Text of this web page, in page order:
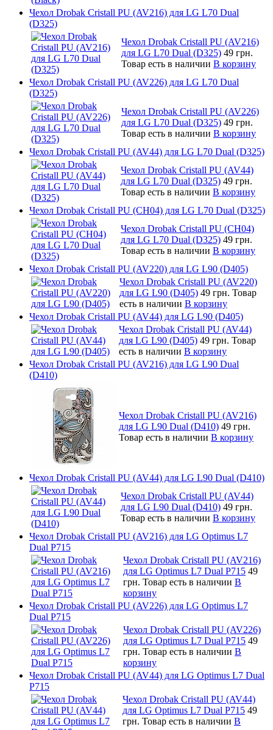
Чехол Drobak Cristall PU (AV216) для LG L70 Dual
(D325)
Чехол Drobak Cristall PU (AV216)
для LG L70 Dual (D325) 49 грн.
Товар есть в наличии В корзину
Чехол Drobak Cristall PU (AV226) для LG L70 Dual
(D325)
Чехол Drobak Cristall PU (AV226)
для LG L70 Dual (D325) 49 грн.
Товар есть в наличии В корзину
Чехол Drobak Cristall PU (AV44) для LG L70 Dual (D325)
Чехол Drobak Cristall PU (AV44)
для LG L70 Dual (D325) 49 грн.
Товар есть в наличии В корзину
Чехол Drobak Cristall PU (CH04) для LG L70 Dual (D325)
Чехол Drobak Cristall PU (CH04)
для LG L70 Dual (D325) 49 грн.
Товар есть в наличии В корзину
Чехол Drobak Cristall PU (AV220) для LG L90 (D405)
Чехол Drobak Cristall PU (AV220)
для LG L90 (D405) 49 грн. Товар
есть в наличии В корзину
Чехол Drobak Cristall PU (AV44) для LG L90 (D405)
Чехол Drobak Cristall PU (AV44)
для LG L90 (D405) 49 грн. Товар
есть в наличии В корзину
Чехол Drobak Cristall PU (AV216) для LG L90 Dual
(D410)
Чехол Drobak Cristall PU (AV216)
для LG L90 Dual (D410) 49 грн.
Товар есть в наличии В корзину
Чехол Drobak Cristall PU (AV44) для LG L90 Dual (D410)
Чехол Drobak Cristall PU (AV44)
для LG L90 Dual (D410) 49 грн.
Товар есть в наличии В корзину
Чехол Drobak Cristall PU (AV216) для LG Optimus L7
Dual P715
Чехол Drobak Cristall PU (AV216)
для LG Optimus L7 Dual P715 49
грн. Товар есть в наличии В
корзину
Чехол Drobak Cristall PU (AV226) для LG Optimus L7
Dual P715
Чехол Drobak Cristall PU (AV226)
для LG Optimus L7 Dual P715 49
грн. Товар есть в наличии В
корзину
Чехол Drobak Cristall PU (AV44) для LG Optimus L7 Dual
P715
Чехол Drobak Cristall PU (AV44)
для LG Optimus L7 Dual P715 49
грн. Товар есть в наличии В